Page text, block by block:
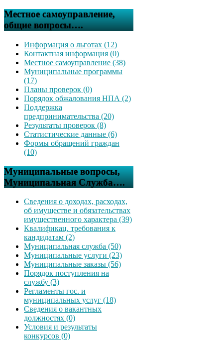
Местное самоуправление,
общие вопросы….
Информация о льготах (12)
Контактная информация (0)
Местное самоуправление (38)
Муниципальные программы
(17)
Планы проверок (0)
Порядок обжалования НПА (2)
Поддержка
предпринимательства (20)
Результаты проверок (8)
Статистические данные (6)
Формы обращений граждан
(10)
Муниципальные вопросы,
Муниципальная Служба….
Сведения о доходах, расходах,
об имуществе и обязательствах
имущественного характера (39)
Квалификац. требования к
кандидатам (2)
Муниципальная служба (50)
Муниципальные услуги (23)
Муниципальные заказы (56)
Порядок поступления на
службу (3)
Регламенты гос. и
муниципальных услуг (18)
Сведения о вакантных
должностях (0)
Условия и результаты
конкурсов (0)